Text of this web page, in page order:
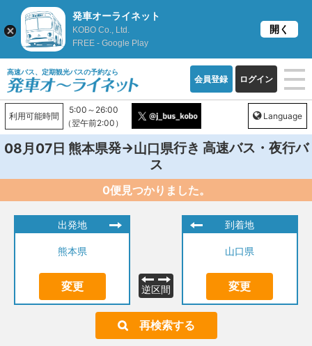
高速バス、定期観光バスの予約なら
会員登録 ログイン
利用可能時間
5:00～26:00
（翌午前2:00）
Language
08月07日 熊本県発→山口県行き 高速バス・夜行バ
ス
0便見つかりました。
出発地
熊本県
変更 逆区間
到着地
山口県
変更
再検索する
発車オーライネット
KOBO Co., Ltd.
FREE - Google Play
開く